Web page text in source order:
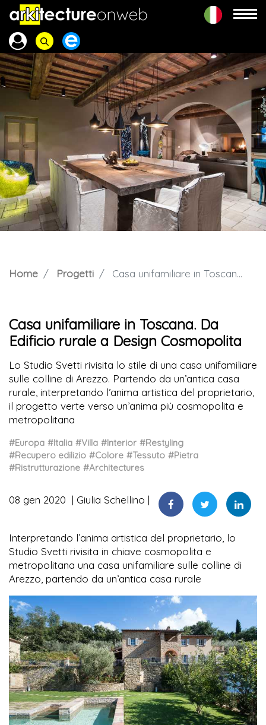
Home Progetti Casa unifamiliare in Toscana. Da Edificio rurale a Design Cosmopolita
Casa unifamiliare in Toscana. Da
Edificio rurale a Design Cosmopolita
Lo Studio Svetti rivisita lo stile di una casa unifamiliare
sulle colline di Arezzo. Partendo da un’antica casa
rurale, interpretando l’anima artistica del proprietario,
il progetto verte verso un’anima più cosmopolita e
metropolitana
#Europa #Italia #Villa #Interior #Restyling
#Recupero edilizio #Colore #Tessuto #Pietra
#Ristrutturazione #Architectures
08 gen 2020 Giulia Schellino
Interpretando l’anima artistica del proprietario, lo
Studio Svetti rivisita in chiave cosmopolita e
metropolitana una casa unifamiliare sulle colline di
Arezzo, partendo da un’antica casa rurale